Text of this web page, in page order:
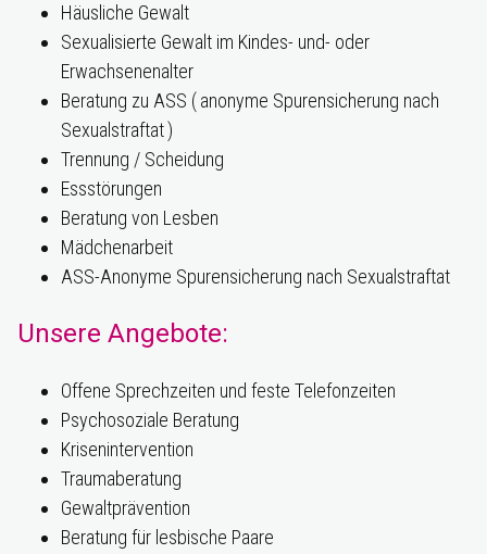
Häusliche Gewalt
Sexualisierte Gewalt im Kindes- und- oder
Erwachsenenalter
Beratung zu ASS ( anonyme Spurensicherung nach
Sexualstraftat )
Trennung / Scheidung
Essstörungen
Beratung von Lesben
Mädchenarbeit
ASS-Anonyme Spurensicherung nach Sexualstraftat
Unsere Angebote:
Offene Sprechzeiten und feste Telefonzeiten
Psychosoziale Beratung
Krisenintervention
Traumaberatung
Gewaltprävention
Beratung für lesbische Paare